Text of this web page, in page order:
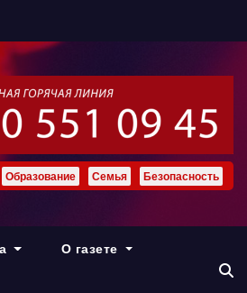
Образование Семья Безопасность
О газете